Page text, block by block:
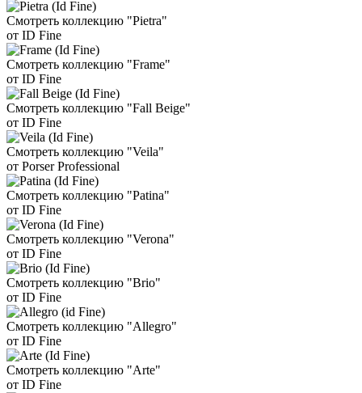
Смотреть коллекцию "Pietra"
от ID Fine
Смотреть коллекцию "Frame"
от ID Fine
Смотреть коллекцию "Fall Beige"
от ID Fine
Смотреть коллекцию "Veila"
от Porser Professional
Смотреть коллекцию "Patina"
от ID Fine
Смотреть коллекцию "Verona"
от ID Fine
Смотреть коллекцию "Brio"
от ID Fine
Смотреть коллекцию "Allegro"
от ID Fine
Смотреть коллекцию "Arte"
от ID Fine